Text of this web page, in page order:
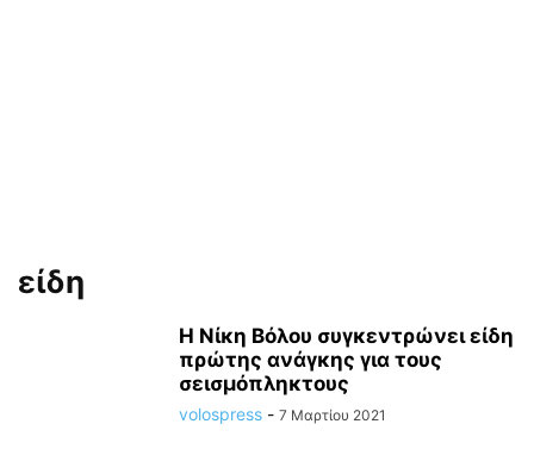
είδη
Η Νίκη Βόλου συγκεντρώνει είδη
πρώτης ανάγκης για τους
σεισμόπληκτους
volospress - 7 Μαρτίου 2021